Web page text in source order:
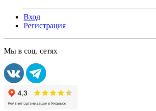
Вход
Регистрация
Мы в соц. сетях